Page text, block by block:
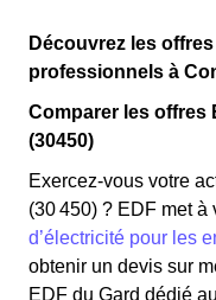
Découvrez les
professionnels à
Comparer les offres
(30450)
Exercez-vous votre
(30 450) ? EDF met
d’électricité pour les
obtenir un devis sur
EDF du Gard dédié